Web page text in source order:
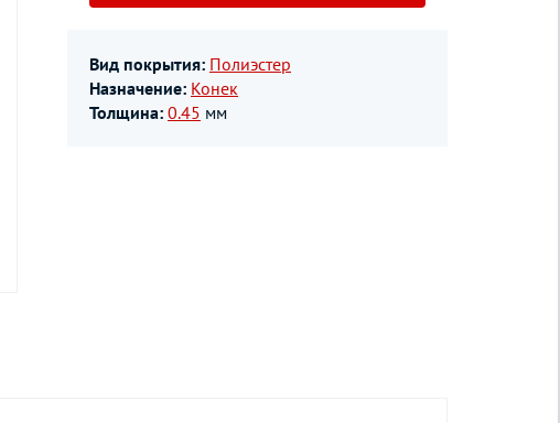
Вид покрытия: Полиэстер
Назначение: Конек
Толщина: 0.45 мм